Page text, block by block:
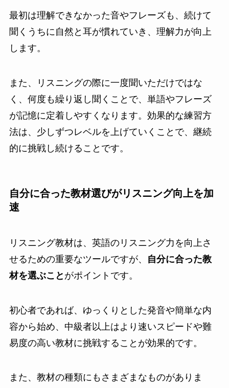
最初は理解できなかった音やフレーズも、続けて
聞くうちに自然と耳が慣れていき、理解力が向上
します。
また、リスニングの際に一度聞いただけではな
く、何度も繰り返し聞くことで、単語やフレーズ
が記憶に定着しやすくなります。効果的な練習方
法は、少しずつレベルを上げていくことで、継続
的に挑戦し続けることです。
自分に合った教材選びがリスニング向上を加
速
リスニング教材は、英語のリスニング力を向上さ
せるための重要なツールですが、
自分に合った教
材を選ぶこと がポイントです。
初心者であれば、ゆっくりとした発音や簡単な内
容から始め、中級者以上はより速いスピードや難
易度の高い教材に挑戦することが効果的です。
また、教材の種類にもさまざまなものがありま